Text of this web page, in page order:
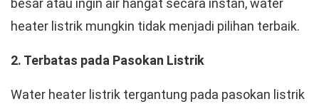
besar atau ingin air hangat secara instan, water
heater listrik mungkin tidak menjadi pilihan terbaik.
2. Terbatas pada Pasokan Listrik
Water heater listrik tergantung pada pasokan listrik